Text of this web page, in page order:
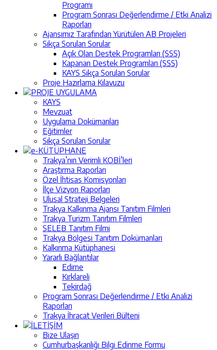
Programı
Program Sonrası Değerlendirme / Etki Analizi
Raporları
Ajansımız Tarafından Yürütülen AB Projeleri
Sıkça Sorulan Sorular
Açık Olan Destek Programları (SSS)
Kapanan Destek Programları (SSS)
KAYS Sıkça Sorulan Sorular
Proje Hazırlama Kılavuzu
PROJE UYGULAMA
KAYS
Mevzuat
Uygulama Dokümanları
Eğitimler
Sıkça Sorulan Sorular
e-KÜTÜPHANE
Trakya’nın Verimli KOBİ’leri
Araştırma Raporları
Özel İhtisas Komisyonları
İlçe Vizyon Raporları
Ulusal Strateji Belgeleri
Trakya Kalkınma Ajansı Tanıtım Filmleri
Trakya Turizm Tanıtım Filmleri
SELEB Tanıtım Filmi
Trakya Bölgesi Tanıtım Dokümanları
Kalkınma Kütüphanesi
Yararlı Bağlantılar
Edirne
Kırklareli
Tekirdağ
Program Sonrası Değerlendirme / Etki Analizi
Raporları
Trakya İhracat Verileri Bülteni
İLETİŞİM
Bize Ulaşın
Cumhurbaşkanlığı Bilgi Edinme Formu